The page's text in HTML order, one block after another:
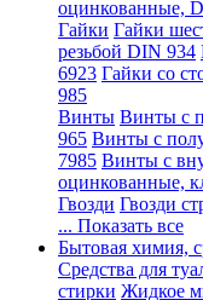
оцинкованные,
Гайки Гайки
резьбой DIN 934
6923 Гайки со
985
Винты Винты с
965 Винты с
7985 Винты с
оцинкованные,
Гвозди Гвозди
... Показать все
Бытовая химия,
Средства для
стирки Жидкое